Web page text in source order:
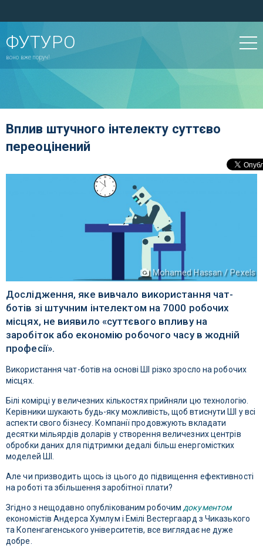
ФУТУРО
воно вже поруч!
Вплив штучного інтелекту суттєво
переоцінений
Mohamed Hassan / Pexels
Дослідження, яке вивчало використання чат-
ботів зі штучним інтелектом на 7000 робочих
місцях, не виявило «суттєвого впливу на
заробіток або економію робочого часу в жодній
професії».
Використання чат-ботів на основі ШІ різко зросло на робочих
місцях.
Білі комірці у величезних кількостях прийняли цю технологію.
Керівники шукають будь-яку можливість, щоб втиснути ШІ у всі
аспекти свого бізнесу. Компанії продовжують вкладати
десятки мільярдів доларів у створення величезних центрів
обробки даних для підтримки дедалі більш енергомістких
моделей ШІ.
Але чи призводить щось із цього до підвищення ефективності
на роботі та збільшення заробітної плати?
Згідно з нещодавно опублікованим робочимдокументом
економістів Андерса Хумлум і Емілі Вестергаард з Чиказького
та Копенгагенського університетів, все виглядає не дуже
добре.